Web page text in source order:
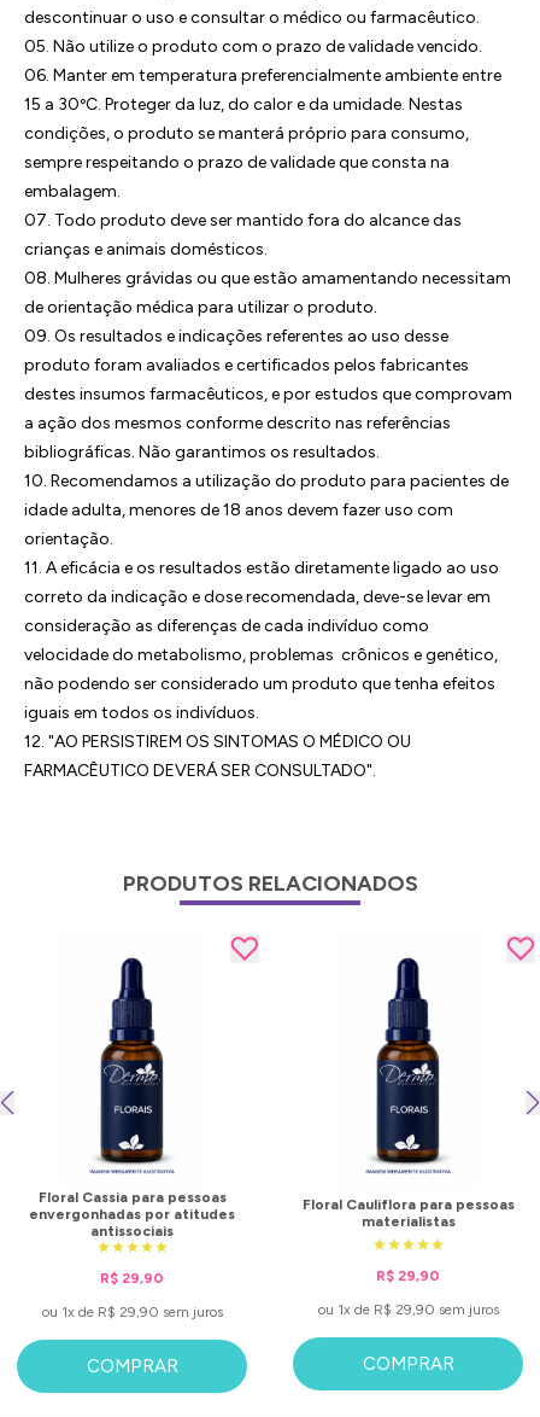
descontinuar o uso e consultar o médico ou farmacêutico.
05. Não utilize o produto com o prazo de validade vencido.
06. Manter em temperatura preferencialmente ambiente entre
15 a 30ºC. Proteger da luz, do calor e da umidade. Nestas
condições, o produto se manterá próprio para consumo,
sempre respeitando o prazo de validade que consta na
embalagem.
07. Todo produto deve ser mantido fora do alcance das
crianças e animais domésticos.
08. Mulheres grávidas ou que estão amamentando necessitam
de orientação médica para utilizar o produto.
09. Os resultados e indicações referentes ao uso desse
produto foram avaliados e certificados pelos fabricantes
destes insumos farmacêuticos, e por estudos que comprovam
a ação dos mesmos conforme descrito nas referências
bibliográficas. Não garantimos os resultados.
10. Recomendamos a utilização do produto para pacientes de
idade adulta, menores de 18 anos devem fazer uso com
orientação.
11. A eficácia e os resultados estão diretamente ligado ao uso
correto da indicação e dose recomendada, deve-se levar em
consideração as diferenças de cada indivíduo como
velocidade do metabolismo, problemas crônicos e genético,
não podendo ser considerado um produto que tenha efeitos
iguais em todos os indivíduos.
12. "AO PERSISTIREM OS SINTOMAS O MÉDICO OU
FARMACÊUTICO DEVERÁ SER CONSULTADO".
PRODUTOS RELACIONADOS
Floral Cassia para pessoas
envergonhadas por atitudes
antissociais
R$ 29,90
ou 1x de R$ 29,90 sem juros
COMPRAR
Floral Cauliflora para pessoas
materialistas
R$ 29,90
ou 1x de R$ 29,90 sem juros
COMPRAR